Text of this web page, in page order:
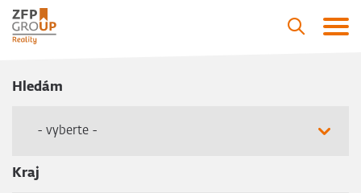
Hledám
- vyberte -
Kraj